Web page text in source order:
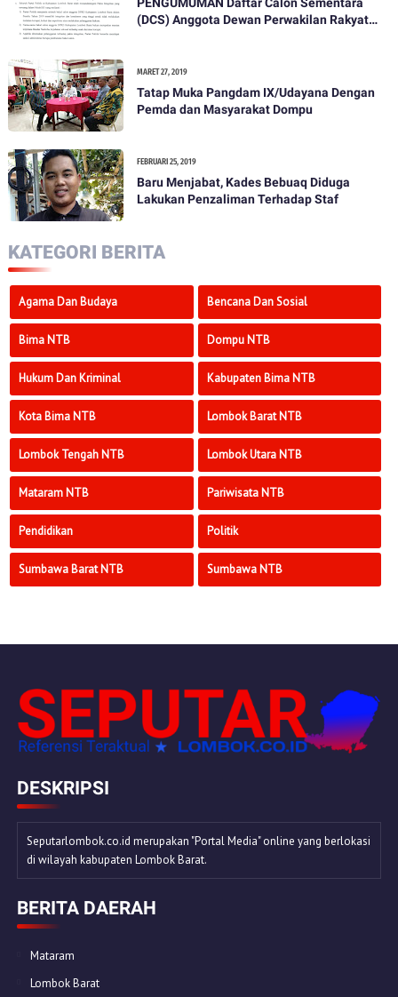
(DCS) Anggota Dewan Perwakilan Rakyat
MARET 27, 2019
Tatap Muka Pangdam IX/Udayana Dengan
Pemda dan Masyarakat Dompu
FEBRUARI 25, 2019
Baru Menjabat, Kades Bebuaq Diduga
Lakukan Penzaliman Terhadap Staf
KATEGORI BERITA
Agama Dan Budaya Bencana Dan Sosial
Bima NTB Dompu NTB
Hukum Dan Kriminal Kabupaten Bima NTB
Kota Bima NTB Lombok Barat NTB
Lombok Tengah NTB Lombok Utara NTB
Mataram NTB Pariwisata NTB
Pendidikan Politik
Sumbawa Barat NTB Sumbawa NTB
DESKRIPSI
Seputarlombok.co.id merupakan "Portal Media" online yang berlokasi
di wilayah kabupaten Lombok Barat.
BERITA DAERAH
Mataram
Lombok Barat